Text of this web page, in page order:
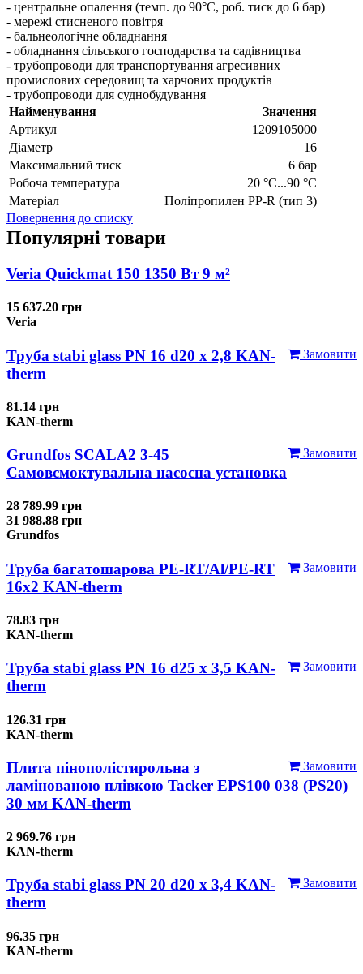
- центральне опалення (темп. до 90°C, роб. тиск до 6 бар)
- мережі стисненого повітря
- бальнеологічне обладнання
- обладнання сільського господарства та садівництва
- трубопроводи для транспортування агресивних
промислових середовищ та харчових продуктів
- трубопроводи для суднобудування
Найменування
Значення
Артикул
1209105000
Діаметр
16
Максимальний тиск
6 бар
Робоча температура
20 °C...90 °C
Матеріал
Поліпропилен PP-R (тип 3)
Повернення до списку
Популярні товари
Veria Quickmat 150 1350 Вт 9 м²
15 637.20 грн
Veria
Замовити
Труба stabi glass PN 16 d20 х 2,8 KAN-
therm
81.14 грн
KAN-therm
Замовити
Grundfos SCALA2 3-45
Самовсмоктувальна насосна установка
28 789.99 грн
31 988.88 грн
Grundfos
Замовити
Труба багатошарова PE-RT/Al/PE-RT
16x2 KAN-therm
78.83 грн
KAN-therm
Замовити
Труба stabi glass PN 16 d25 х 3,5 KAN-
therm
126.31 грн
KAN-therm
Замовити
Плита пінополістирольна з
ламінованою плівкою Tacker EPS100 038 (PS20)
30 мм KAN-therm
2 969.76 грн
KAN-therm
Замовити
Труба stabi glass PN 20 d20 х 3,4 KAN-
therm
96.35 грн
KAN-therm